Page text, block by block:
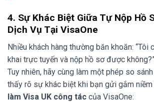
4. Sự Khác Biệt Giữa Tự Nộp Hồ
Dịch Vụ Tại VisaOne
Nhiều khách hàng thường băn khoăn: “Tôi
khai trực tuyến và nộp hồ sơ được
Tuy nhiên, hãy cùng làm một phép so
thấy rõ sự khác biệt khi bạn gửi gắm niềm
làm Visa UK công tác của VisaOne: